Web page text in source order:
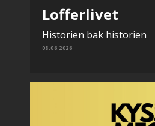
Lofferlivet
Historien bak historien
08.06.2026